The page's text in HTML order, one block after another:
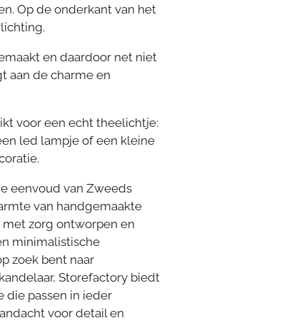
Op de onderkant van het
en daardoor net niet
aan de charme en
voor een echt theelichtje:
led lampje of een kleine
eenvoud van Zweeds
van handgemaakte
zorg ontworpen en
minimalistische
zoek bent naar
Storefactory biedt
die passen in ieder
voor detail en